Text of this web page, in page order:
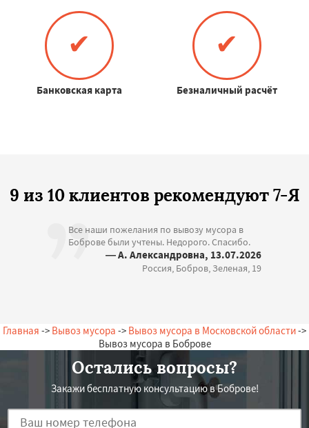
✔
Банковская карта
✔
Безналичный расчёт
9 из 10 клиентов рекомендуют 7-Я
Все наши пожелания по вывозу мусора в
Боброве были учтены. Недорого. Спасибо.
— А. Александровна, 13.07.2026
Россия, Бобров, Зеленая, 19
Главная -> Вывоз мусора -> Вывоз мусора в Московской области->
Вывоз мусора в Боброве
Остались вопросы?
Закажи бесплатную консультацию в Боброве!